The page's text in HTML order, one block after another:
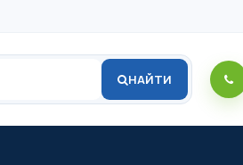
НАЙТИ